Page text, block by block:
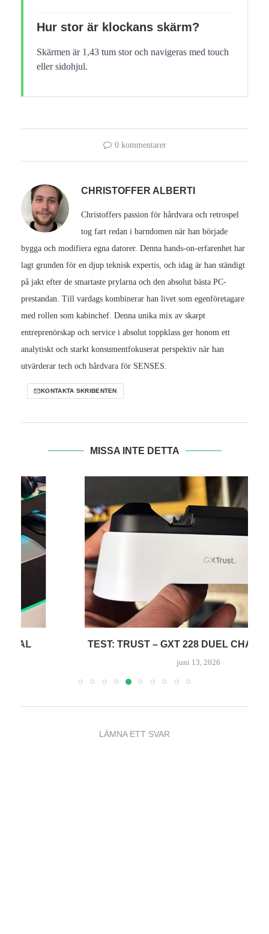
Hur stor är klockans skärm?
Skärmen är 1,43 tum stor och navigeras med touch
eller sidohjul.
0 kommentarer
CHRISTOFFER ALBERTI
Christoffers passion för hårdvara och retrospel
tog fart redan i barndomen när han började
bygga och modifiera egna datorer. Denna hands-on-erfarenhet har
lagt grunden för en djup teknisk expertis, och idag är han ständigt
på jakt efter de smartaste prylarna och den absolut bästa PC-
prestandan. Till vardags kombinerar han livet som egenföretagare
med rollen som kabinchef. Denna unika mix av skarpt
entreprenörskap och service i absolut toppklass ger honom ett
analytiskt och starkt konsumentfokuserat perspektiv när han
utvärderar tech och hårdvara för SENSES.
KONTAKTA SKRIBENTEN
MISSA INTE DETTA
TEST: TRUST – GXT 228 DUEL CHARGE STAND
LÄMNA ETT SVAR